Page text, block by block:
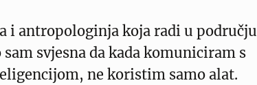
i antropologinja koja radi u području
svjesna da kada komuniciram s
ne koristim samo alat.